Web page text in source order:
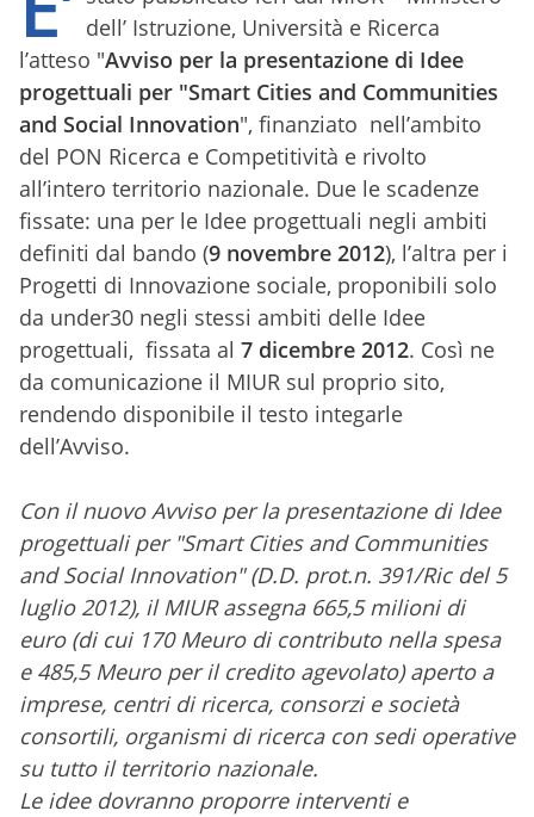
dell’ Istruzione, Università e Ricerca
l’atteso "Avviso per la presentazione di Idee
progettuali per "Smart Cities and Communities
and Social Innovation", finanziato nell’ambito
del PON Ricerca e Competitività e rivolto
all’intero territorio nazionale. Due le scadenze
fissate: una per le Idee progettuali negli ambiti
definiti dal bando (9 novembre 2012), l’altra per i
Progetti di Innovazione sociale, proponibili solo
da under30 negli stessi ambiti delle Idee
progettuali, fissata al 7 dicembre 2012. Così ne
da comunicazione il MIUR sul proprio sito,
rendendo disponibile il testo integarle
dell’Avviso.
Con il nuovo Avviso per la presentazione di Idee
progettuali per "Smart Cities and Communities
and Social Innovation" (D.D. prot.n. 391/Ric del 5
luglio 2012), il MIUR assegna 665,5 milioni di
euro (di cui 170 Meuro di contributo nella spesa
e 485,5 Meuro per il credito agevolato) aperto a
imprese, centri di ricerca, consorzi e società
consortili, organismi di ricerca con sedi operative
su tutto il territorio nazionale.
Le idee dovranno proporre interventi e